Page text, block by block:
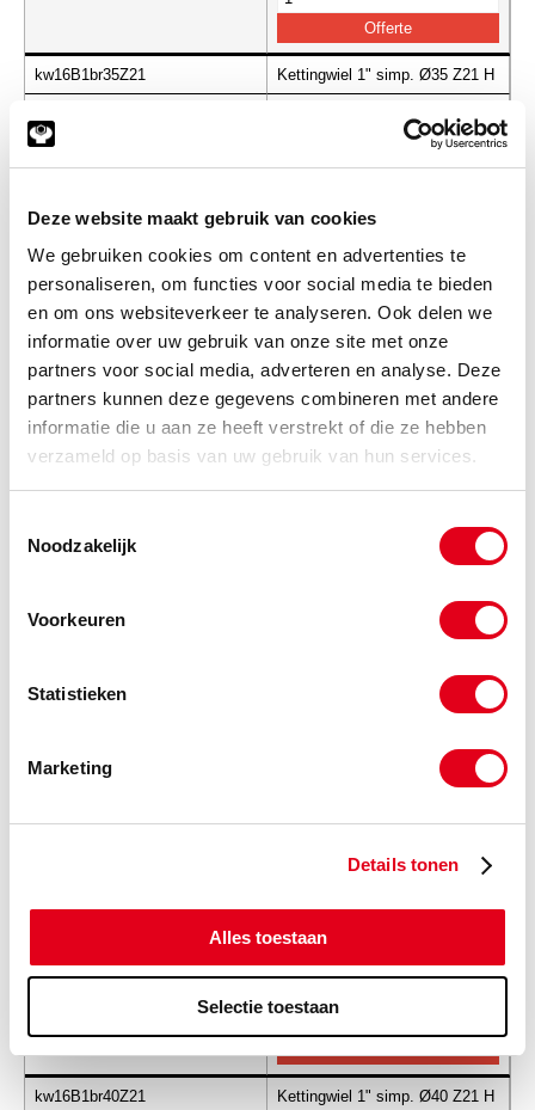
Deze website maakt gebruik van cookies
We gebruiken cookies om content en advertenties te
personaliseren, om functies voor social media te bieden
en om ons websiteverkeer te analyseren. Ook delen we
informatie over uw gebruik van onze site met onze
partners voor social media, adverteren en analyse. Deze
partners kunnen deze gegevens combineren met andere
informatie die u aan ze heeft verstrekt of die ze hebben
verzameld op basis van uw gebruik van hun services.
Noodzakelijk
Voorkeuren
Statistieken
Marketing
Details tonen
Alles toestaan
Selectie toestaan
kw16B1br35Z21 Kettingwiel 1" simp. Ø35 Z21 H
kw16B1br38Z14 Kettingwiel 1" simp. Ø38 Z14 H
Info Stuks
-
kw16B1br38Z21 Kettingwiel 1" simp. Ø38 Z21 H
Stuks
kw16B1br40Z21 Kettingwiel 1" simp. Ø40 Z21 H